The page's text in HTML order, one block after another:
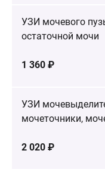
УЗИ мочевого
остаточной мочи
1 360 ₽
УЗИ
мочеточники,
2 020 ₽